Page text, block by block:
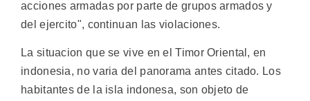
acciones armadas por parte de grupos armados y
del ejercito", continuan las violaciones.
La situacion que se vive en el Timor Oriental, en
indonesia, no varia del panorama antes citado. Los
habitantes de la isla indonesa, son objeto de